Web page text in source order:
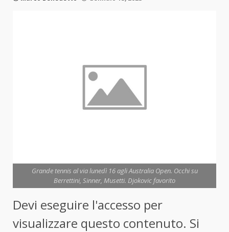
Grande tennis al via lunedì 16 agli Australia Open. Occhi su
Berrettini, Sinner, Musetti. Djokovic favorito
Devi eseguire l'accesso per
visualizzare questo contenuto. Si